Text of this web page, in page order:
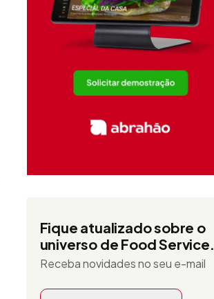
Fique atualizado sobre o
universo de Food Service.
Receba novidades no seu e-mail